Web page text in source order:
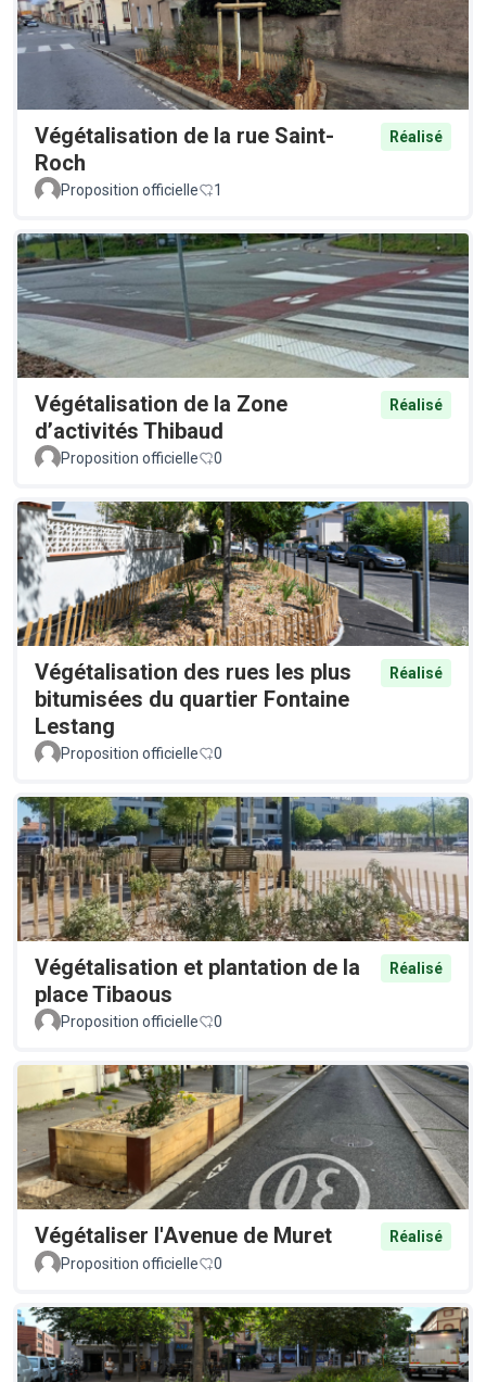
Végétalisation de la rue Saint-
Roch
Réalisé
Proposition officielle 1
Végétalisation de la Zone
d’activités Thibaud
Réalisé
Proposition officielle 0
Végétalisation des rues les plus
bitumisées du quartier Fontaine
Lestang
Réalisé
Proposition officielle 0
Végétalisation et plantation de la
place Tibaous
Réalisé
Proposition officielle 0
Végétaliser l'Avenue de Muret
Réalisé
Proposition officielle
0